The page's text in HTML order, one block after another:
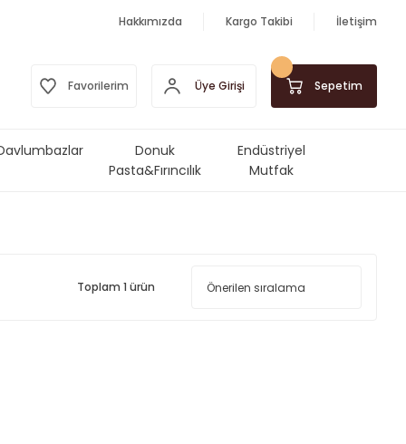
Hakkımızda Kargo Takibi İletişim
Favorilerim Üye Girişi Sepetim
Donuk
Pasta&Fırıncılık
Endüstriyel
Mutfak
Toplam 1 ürün